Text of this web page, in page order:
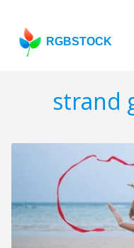
RGBSTOCK
strand